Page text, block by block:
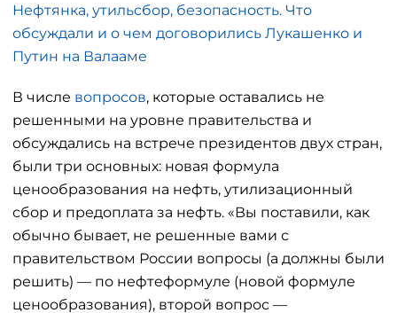
Нефтянка, утильсбор, безопасность. Что
обсуждали и о чем договорились Лукашенко и
Путин на Валааме
В числе вопросов, которые оставались не
решенными на уровне правительства и
обсуждались на встрече президентов двух стран,
были три основных: новая формула
ценообразования на нефть, утилизационный
сбор и предоплата за нефть. «Вы поставили, как
обычно бывает, не решенные вами с
правительством России вопросы (а должны были
решить) — по нефтеформуле (новой формуле
ценообразования), второй вопрос —